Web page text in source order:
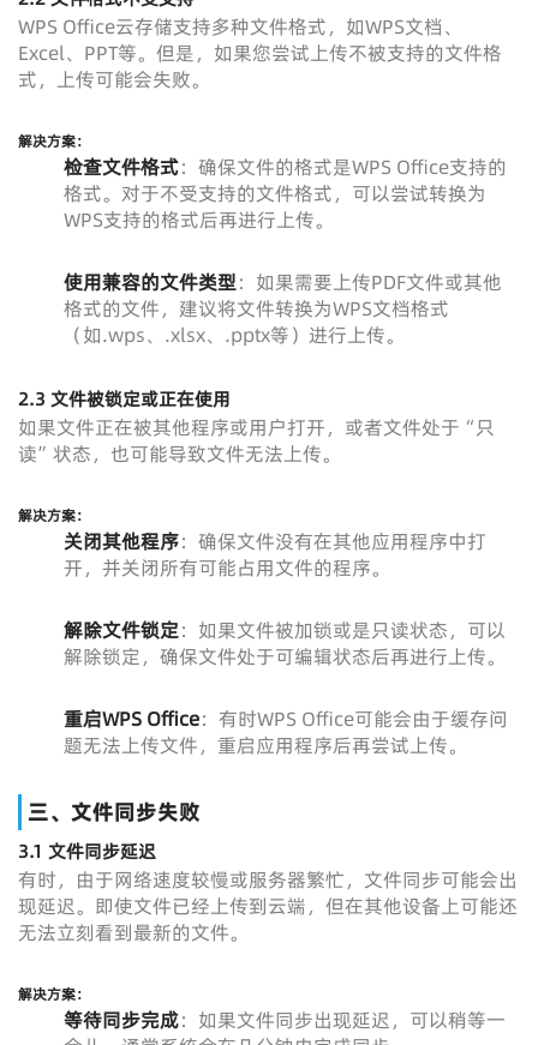
WPS Office云存储支持多种文件格式，如WPS文档、
Excel、PPT等。但是，如果您尝试上传不被支持的文件格
式，上传可能会失败。
解决方案：
检查文件格式：确保文件的格式是WPS Office支持的
格式。对于不受支持的文件格式，可以尝试转换为
WPS支持的格式后再进行上传。
使用兼容的文件类型：如果需要上传PDF文件或其他
格式的文件，建议将文件转换为WPS文档格式
（如.wps、.xlsx、.pptx等）进行上传。
2.3 文件被锁定或正在使用
如果文件正在被其他程序或用户打开，或者文件处于“只
读”状态，也可能导致文件无法上传。
解决方案：
关闭其他程序：确保文件没有在其他应用程序中打
开，并关闭所有可能占用文件的程序。
解除文件锁定：如果文件被加锁或是只读状态，可以
解除锁定，确保文件处于可编辑状态后再进行上传。
重启WPS Office：有时WPS Office可能会由于缓存问
题无法上传文件，重启应用程序后再尝试上传。
三、文件同步失败
3.1 文件同步延迟
有时，由于网络速度较慢或服务器繁忙，文件同步可能会出
现延迟。即使文件已经上传到云端，但在其他设备上可能还
无法立刻看到最新的文件。
解决方案：
等待同步完成：如果文件同步出现延迟，可以稍等一